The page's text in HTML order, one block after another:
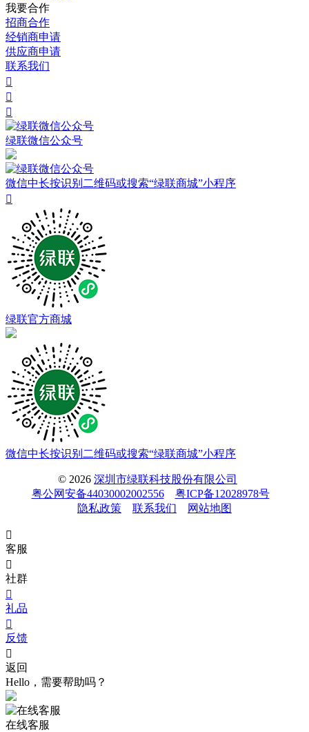
我要合作
招商合作
经销商申请
供应商申请
联系我们



绿联微信公众号
微信中长按识别二维码或搜索“绿联商城”小程序

绿联官方商城
微信中长按识别二维码或搜索“绿联商城”小程序
© 2026 深圳市绿联科技股份有限公司
粤公网安备44030002002556
粤ICP备12028978号
隐私政策
联系我们 网站地图

客服

社群

礼品

反馈

返回
Hello，需要帮助吗？
在线客服